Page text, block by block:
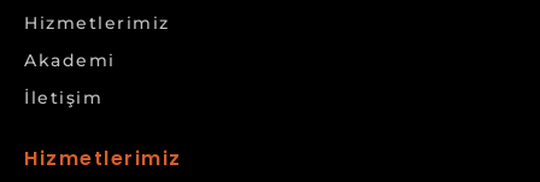
Hizmetlerimiz
Akademi
İletişim
Hizmetlerimiz